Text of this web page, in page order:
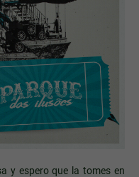
y espero que la tomes en